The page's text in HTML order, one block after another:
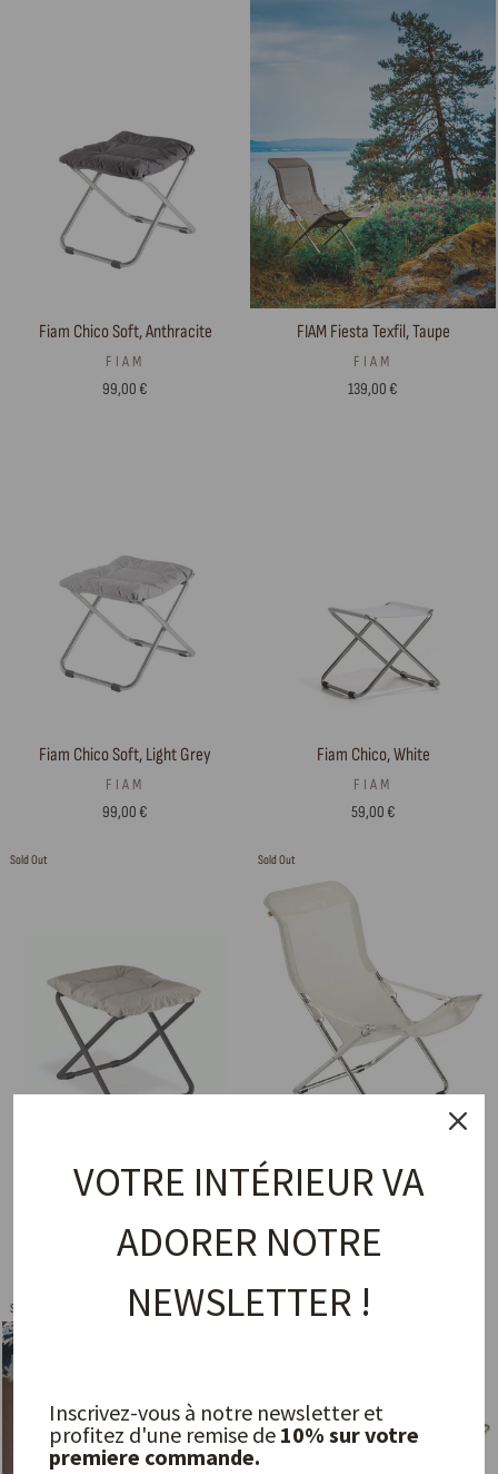
Fiam Chico Soft, Anthracite
FIAM
99,00 €
FIAM Fiesta Texfil, Taupe
FIAM
139,00 €
Fiam Chico Soft, Light Grey
FIAM
99,00 €
Fiam Chico, White
FIAM
59,00 €
Sold Out
Fiam Chico soft aluminum
FIAM
99,00 €
Sold Out
FIAM Fiesta Texfil, White/Beige
139,00 €
Sold Out Sold Out
VOTRE INTÉRIEUR VA
ADORER NOTRE
NEWSLETTER !
Inscrivez-vous à notre newsletter et
profitez d'une remise de 10% sur votre
premiere commande.